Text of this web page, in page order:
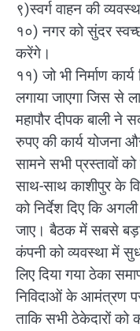
९)स्वर्ग वाहन की
१०) नगर को सुंदर
करेंगे।
११) जो भी निर्माण
लगाया जाएगा जिस से
महापौर दीपक बाली
रुपए की कार्य योजना
सामने सभी प्रस्तावों
साथ-साथ काशीपुर के
को निर्देश दिए कि
जाए। बैठक में सबसे
कंपनी को व्यवस्था में
लिए दिया गया ठेका
निविदाओं के आमंत्रण पर
ताकि सभी ठेकेदारों